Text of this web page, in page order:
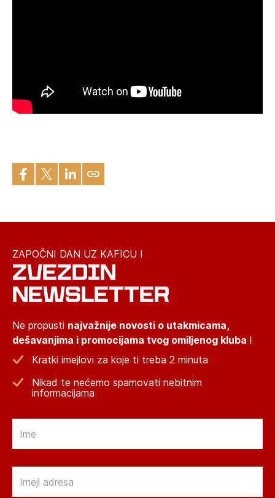
ZAPOČNI DAN UZ KAFICU I
ZVEZDIN
NEWSLETTER
Ne propusti najvažnije novosti o utakmicama,
dešavanjima i promocijama tvog omiljenog kluba !
Kratki imejlovi za koje ti treba 2 minuta
Nikad te nećemo spamovati nebitnim
informacijama